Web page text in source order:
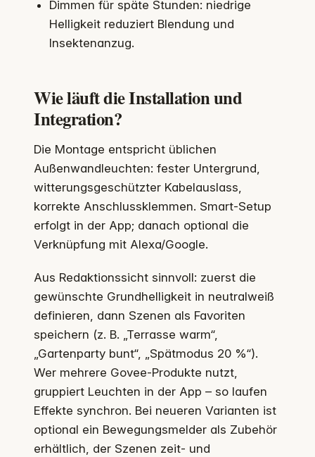
Dimmen für späte Stunden: niedrige
Helligkeit reduziert Blendung und
Insektenanzug.
Wie läuft die Installation und
Integration?
Die Montage entspricht üblichen
Außenwandleuchten: fester Untergrund,
witterungsgeschützter Kabelauslass,
korrekte Anschlussklemmen. Smart-Setup
erfolgt in der App; danach optional die
Verknüpfung mit Alexa/Google.
Aus Redaktionssicht sinnvoll: zuerst die
gewünschte Grundhelligkeit in neutralweiß
definieren, dann Szenen als Favoriten
speichern (z. B. „Terrasse warm“,
„Gartenparty bunt“, „Spätmodus 20 %“).
Wer mehrere Govee-Produkte nutzt,
gruppiert Leuchten in der App – so laufen
Effekte synchron. Bei neueren Varianten ist
optional ein Bewegungsmelder als Zubehör
erhältlich, der Szenen zeit- und